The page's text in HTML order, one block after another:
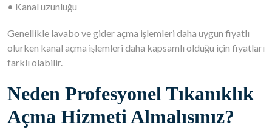
• Kanal uzunluğu
Genellikle lavabo ve gider açma işlemleri daha uygun fiyatlı
olurken kanal açma işlemleri daha kapsamlı olduğu için fiyatları
farklı olabilir.
Neden Profesyonel Tıkanıklık
Açma Hizmeti Almalısınız?